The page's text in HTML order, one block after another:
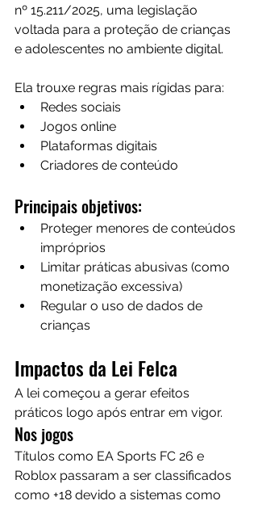
nº 15.211/2025, uma legislação
voltada para a proteção de crianças
e adolescentes no ambiente digital.
Ela trouxe regras mais rígidas para:
Redes sociais
Jogos online
Plataformas digitais
Criadores de conteúdo
Principais objetivos:
Proteger menores de conteúdos
impróprios
Limitar práticas abusivas (como
monetização excessiva)
Regular o uso de dados de
crianças
Impactos da Lei Felca
A lei começou a gerar efeitos
práticos logo após entrar em vigor.
Nos jogos
Títulos como EA Sports FC 26 e
Roblox passaram a ser classificados
como +18 devido a sistemas como